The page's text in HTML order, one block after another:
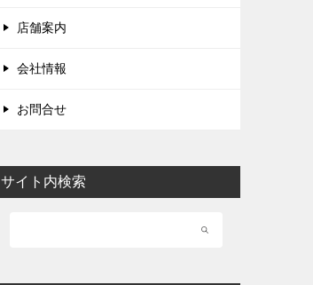
店舗案内
会社情報
お問合せ
サイト内検索